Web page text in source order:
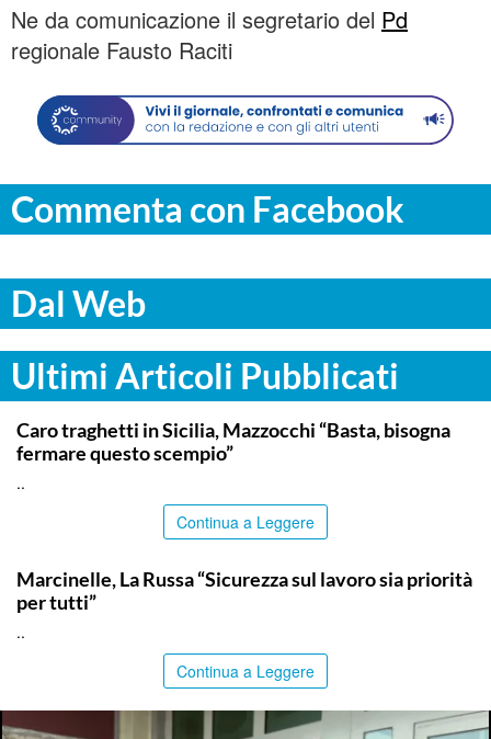
Ne da comunicazione il segretario del Pd
regionale Fausto Raciti
Commenta con Facebook
Dal Web
Ultimi Articoli Pubblicati
ITALPRESS
Caro traghetti in Sicilia, Mazzocchi “Basta, bisogna
fermare questo scempio”
..
Continua a Leggere
Marcinelle, La Russa “Sicurezza sul lavoro sia priorità
per tutti”
..
Continua a Leggere